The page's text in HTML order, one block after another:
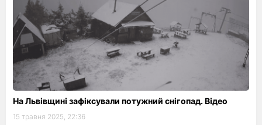
На Львівщині зафіксували потужний снігопад. Відео
15 травня 2025, 22:36